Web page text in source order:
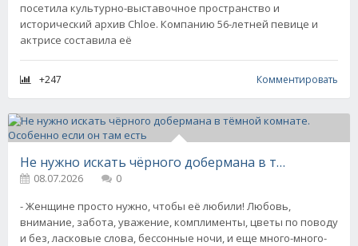
посетила культурно-выставочное пространство и
исторический архив Chloe. Компанию 56-летней певице и
актрисе составила её
+247 Комментировать
Не нужно искать чёрного добермана в тёмной комнате. Особенно если он там есть
08.07.2026
0
- Женщине просто нужно, чтобы её любили! Любовь,
внимание, забота, уважение, комплименты, цветы по поводу
и без, ласковые слова, бессонные ночи, и еще много-много-